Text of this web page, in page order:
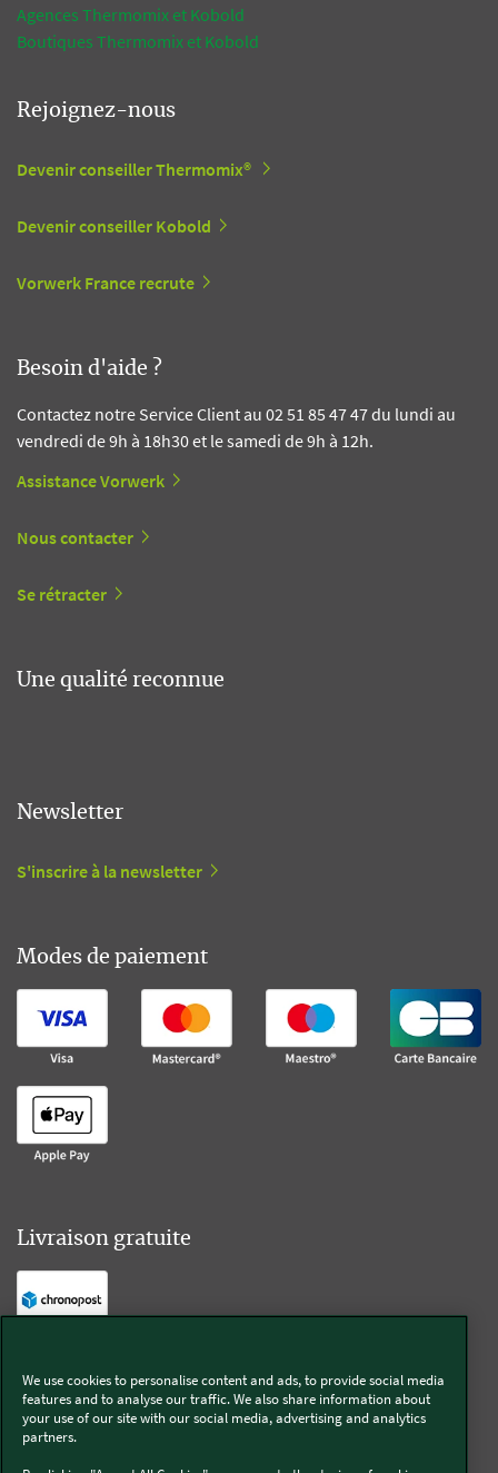
Agences Thermomix et Kobold
Boutiques Thermomix et Kobold
Rejoignez-nous
Devenir conseiller Thermomix®
Devenir conseiller Kobold
Vorwerk France recrute
Besoin d'aide ?
Contactez notre Service Client au 02 51 85 47 47 du lundi au
vendredi de 9h à 18h30 et le samedi de 9h à 12h.
Assistance Vorwerk
Nous contacter
Se rétracter
Une qualité reconnue
Newsletter
S'inscrire à la newsletter
Modes de paiement
Livraison gratuite
Suivez-nous
We use cookies to personalise content and ads, to provide social media
features and to analyse our traffic. We also share information about
your use of our site with our social media, advertising and analytics
partners.